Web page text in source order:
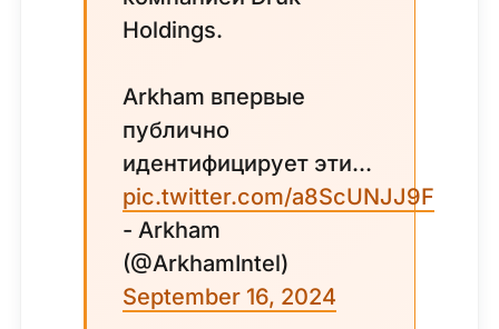
Holdings.
Arkham впервые
публично
идентифицирует эти...
pic.twitter.com/a8ScUNJJ9F
- Arkham
(@ArkhamIntel)
September 16, 2024